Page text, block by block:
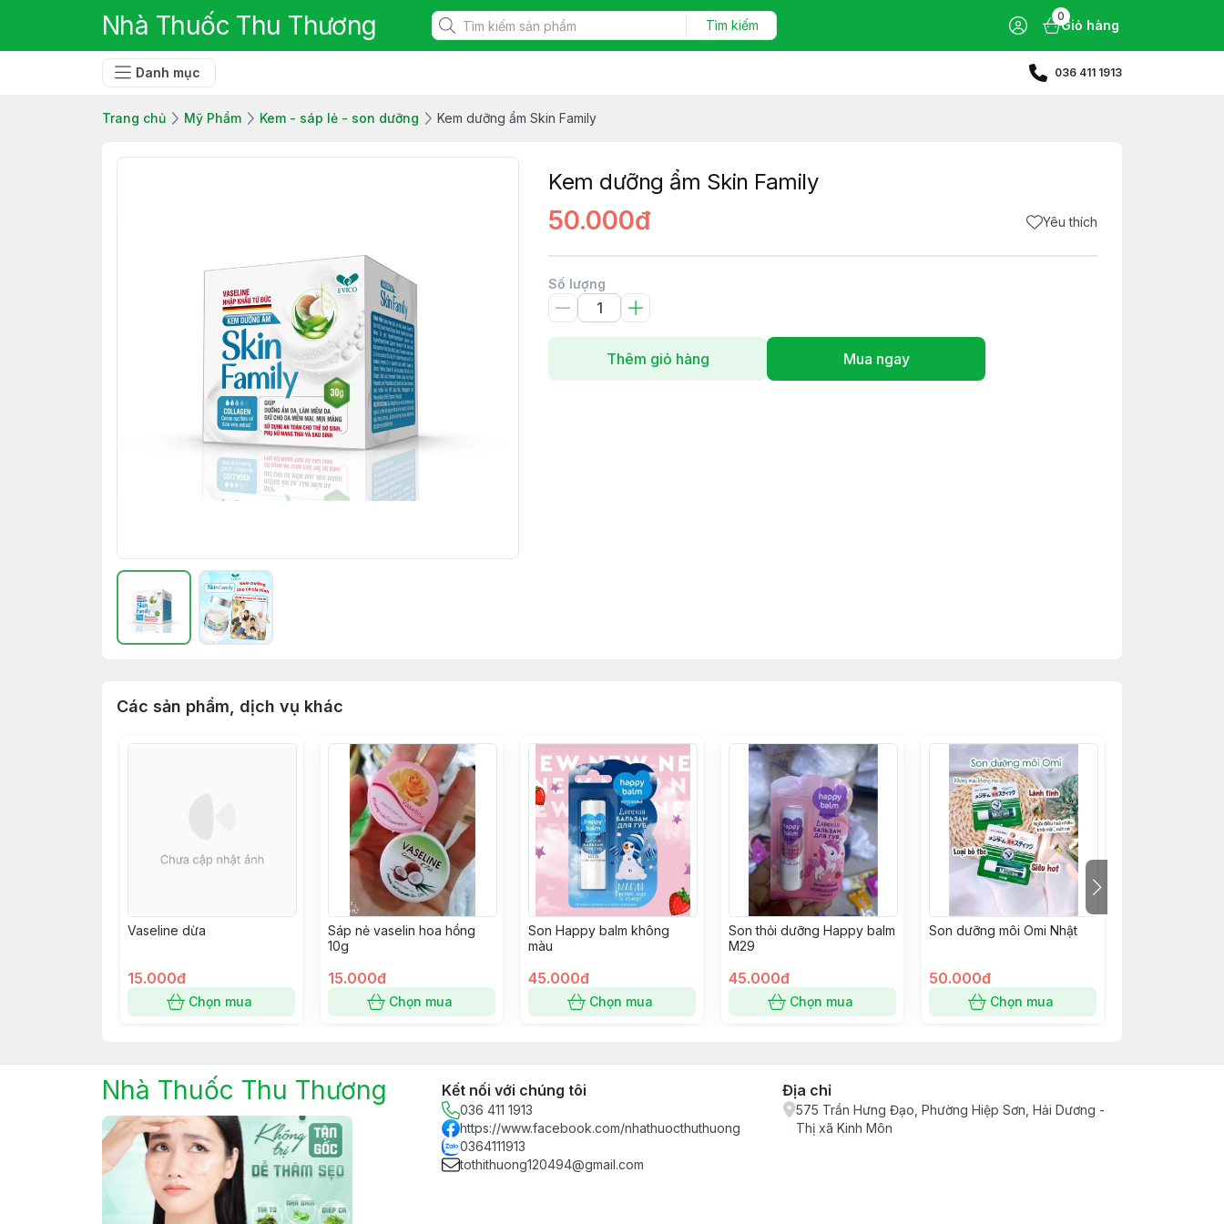
Nhà Thuốc Thu Thương Tìm kiếm
0
Giỏ hàng
Danh mục 036 411 1913
Trang chủ Mỹ Phẩm Kem - sáp lẻ - son dưỡng Kem dưỡng ẩm Skin Family
Kem dưỡng ẩm Skin Family
50.000đ Yêu thích
Số lượng
Thêm giỏ hàng Mua ngay
Các sản phẩm, dịch vụ khác
Vaseline dừa
15.000đ
Chọn mua
Sáp nẻ vaselin hoa hồng
10g
15.000đ
Chọn mua
Son Happy balm không
màu
45.000đ
Chọn mua
Son thỏi dưỡng Happy balm
M29
45.000đ
Chọn mua
Son dưỡng môi Omi Nhật
50.000đ
Chọn mua
Nhà Thuốc Thu Thương Kết nối với chúng tôi
036 411 1913
https://www.facebook.com/nhathuocthuthuong
0364111913
tothithuong120494@gmail.com
Địa chỉ
575 Trần Hưng Đạo, Phường Hiệp Sơn, Hải Dương -
Thị xã Kinh Môn